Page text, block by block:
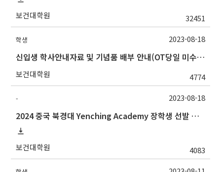
보건대학원 32451
학생
신입생 학사안내자료 및 기념품 배부 안내(OT당일 미수령자)
보건대학원 4774
2023-08-18
-
2024 중국 북경대 Yenching Academy 장학생 선발 안내
보건대학원 4083
2023-08-18